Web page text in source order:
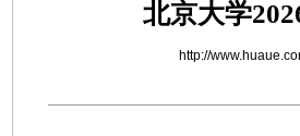
北京大学
http://